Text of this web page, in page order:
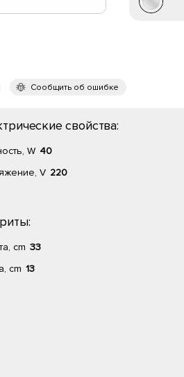
Сообщить об ошибке
свойства:
W 40
V 220
cm 33
cm 13